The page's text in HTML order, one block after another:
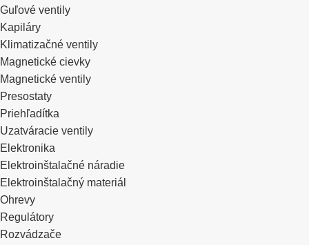
Guľové ventily
Kapiláry
Klimatizačné ventily
Magnetické cievky
Magnetické ventily
Presostaty
Priehľadítka
Uzatváracie ventily
Elektronika
Elektroinštalačné náradie
Elektroinštalačný materiál
Ohrevy
Regulátory
Rozvádzače